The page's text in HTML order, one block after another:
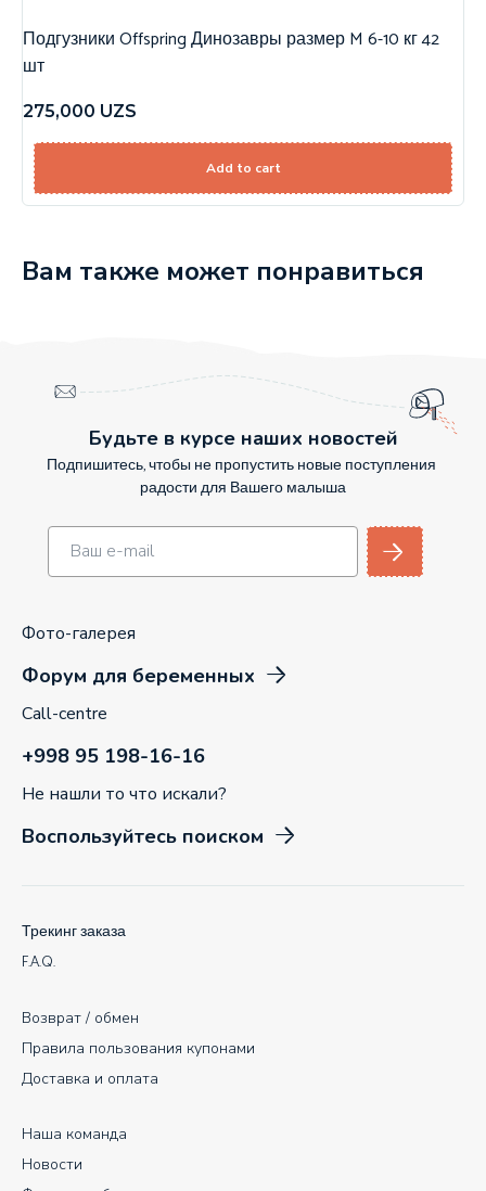
Подгузники Offspring Динозавры размер M 6-10 кг 42
шт
275,000 UZS
Add to cart
Вам также может понравиться
Будьте в курсе наших новостей
Подпишитесь, чтобы не пропустить новые поступления
радости для Вашего малыша
Фото-галерея
Форум для беременных
Call-centre
+998 95 198-16-16
Не нашли то что искали?
Воспользуйтесь поиском
Наша команда
Новости
Возврат / обмен
Правила пользования купонами
Доставка и оплата
Трекинг заказа
F.A.Q.